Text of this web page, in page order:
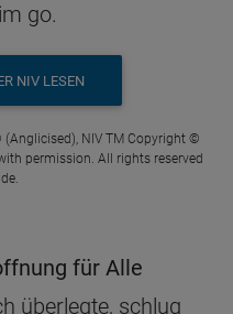
go.
NIV LESEN
(Anglicised), NIV TM Copyright ©
permission. All rights reserved
für Alle
überlegte, schlug